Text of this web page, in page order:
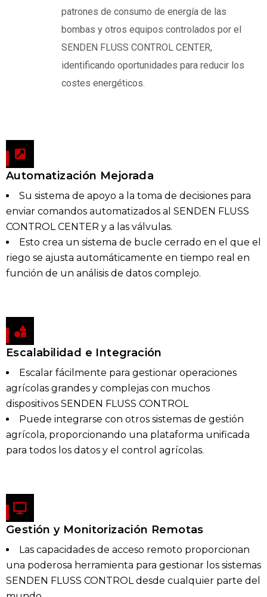
patrones de consumo de energía de las
bombas y otros equipos controlados por el
SENDEN FLUSS CONTROL CENTER,
identificando oportunidades para reducir los
costes energéticos.
Automatización Mejorada
Su sistema de apoyo a la toma de decisiones para
enviar comandos automatizados al SENDEN FLUSS
CONTROL CENTER y a las válvulas.
Esto crea un sistema de bucle cerrado en el que el
riego se ajusta automáticamente en tiempo real en
función de un análisis de datos complejo.
Escalabilidad e Integración
Escalar fácilmente para gestionar operaciones
agrícolas grandes y complejas con muchos
dispositivos SENDEN FLUSS CONTROL
Puede integrarse con otros sistemas de gestión
agrícola, proporcionando una plataforma unificada
para todos los datos y el control agrícolas.
Gestión y Monitorización Remotas
Las capacidades de acceso remoto proporcionan
una poderosa herramienta para gestionar los sistemas
SENDEN FLUSS CONTROL desde cualquier parte del